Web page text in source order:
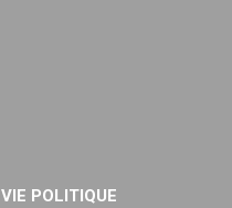
VIE POLITIQUE